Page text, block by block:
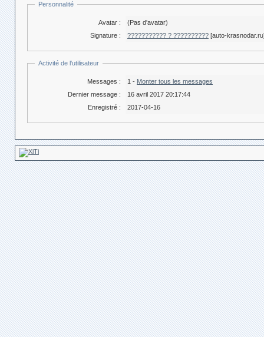
Personnalité
Avatar :
(Pas d'avatar)
Signature :
??????????? ? ?????????? [auto-
Activité de l'utilisateur
Messages : 1 - Monter tous les messages
Dernier message :
16 avril 2017 20:17:44
Enregistré :
2017-04-16